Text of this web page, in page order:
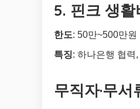
5. 핀크 생
한도: 50만~500만원
특징: 하나은행 협력
무직자·무